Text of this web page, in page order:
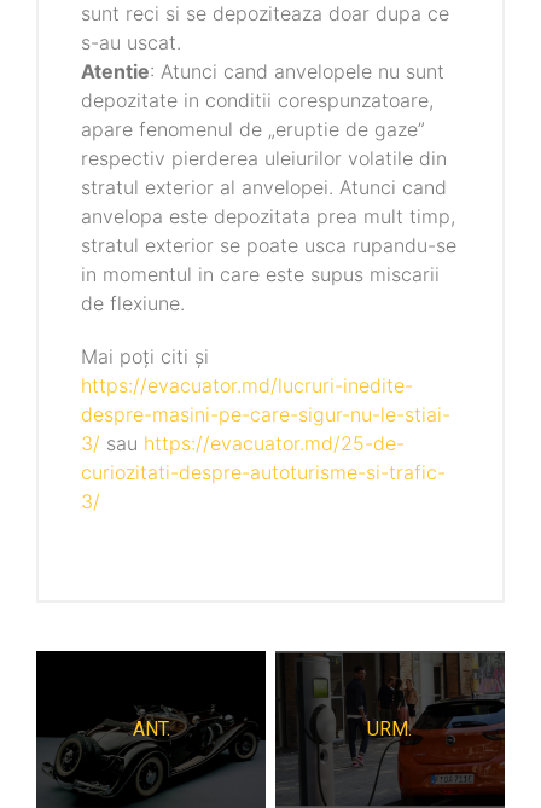
sunt reci si se depoziteaza doar dupa ce
s-au uscat.
Atentie: Atunci cand anvelopele nu sunt
depozitate in conditii corespunzatoare,
apare fenomenul de „eruptie de gaze”
respectiv pierderea uleiurilor volatile din
stratul exterior al anvelopei. Atunci cand
anvelopa este depozitata prea mult timp,
stratul exterior se poate usca rupandu-se
in momentul in care este supus miscarii
de flexiune.
Mai poți citi și
https://evacuator.md/lucruri-inedite-
despre-masini-pe-care-sigur-nu-le-stiai-
3/ sau https://evacuator.md/25-de-
curiozitati-despre-autoturisme-si-trafic-
3/
ANT. URM.